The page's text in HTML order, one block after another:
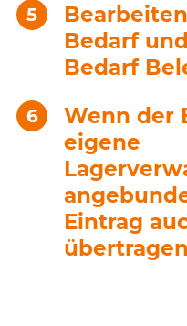
Bedarf
Bedarf
Wenn der
eigene
Eintrag